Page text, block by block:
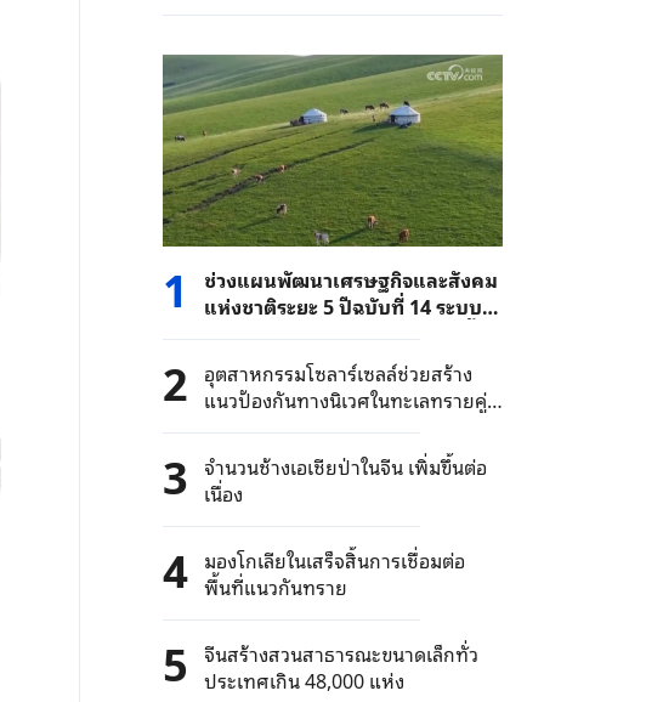
1
ช่วงแผนพัฒนาเศรษฐกิจและสังคม
แห่งชาติระยะ 5 ปีฉบับที่ 14 ระบบ
นิเวศทุ่งหญ้าของจีน ปรับปรุงดีขึ้น
2 อุตสาหกรรมโซลาร์เซลล์ช่วยสร้าง
แนวป้องกันทางนิเวศในทะเลทรายคู่
ปู้ฉี
3 จํานวนช้างเอเชียป่าในจีน เพิ่มขึ้นต่อ
เนื่อง
4 มองโกเลียในเสร็จสิ้นการเชื่อมต่อ
พื้นที่แนวกันทราย
5 จีนสร้างสวนสาธารณะขนาดเล็กทั่ว
ประเทศเกิน 48,000 แห่ง